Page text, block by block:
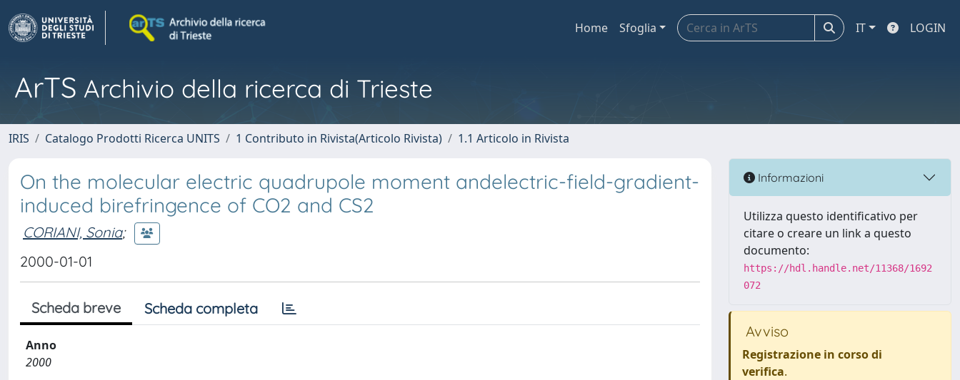
Home Sfoglia IT LOGIN
ArTS Archivio della ricerca di Trieste
IRIS Catalogo Prodotti Ricerca UNITS 1 Contributo in Rivista(Articolo Rivista) 1.1 Articolo in Rivista
On the molecular electric quadrupole moment andelectric-field-gradient-
induced birefringence of CO2 and CS2
CORIANI, Sonia;
2000-01-01
Scheda breve Scheda completa
Anno
2000
Informazioni
Utilizza questo identificativo per
citare o creare un link a questo
documento:
https://hdl.handle.net/11368/1692
072
Avviso
Registrazione in corso di
verifica.